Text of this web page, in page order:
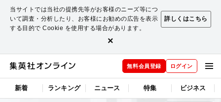
当サイトでは当社の提携先等がお客様のニーズ等につ
いて調査・分析したり、お客様にお勧めの広告を表示
する目的で Cookie を使用する場合があります。
詳しくはこちら
×
無料会員登録 ログイン
新着 ランキング ニュース 特集 ビジネス